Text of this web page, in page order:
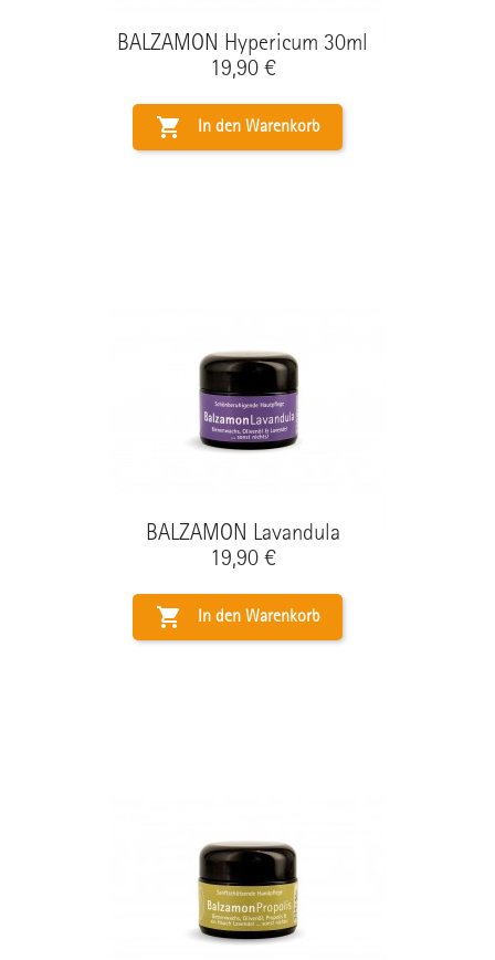
BALZAMON Hypericum 30ml
Preis
19,90 €
 In den Warenkorb
BALZAMON Lavandula
Preis
19,90 €
 In den Warenkorb